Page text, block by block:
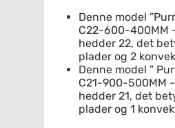
Denne model
C22-600-400MM
hedder 22, det
plader og 2
Denne model ”
C21-900-500MM -
hedder 21, det
plader og 1